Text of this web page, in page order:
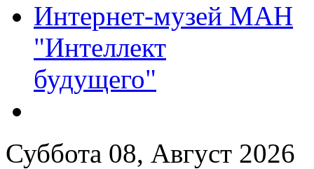
Интернет-музей МАН
"Интеллект
будущего"
Суббота 08, Август 2026